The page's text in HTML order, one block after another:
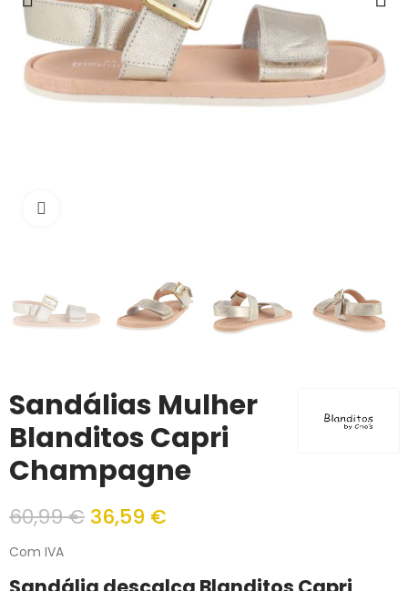
Sandálias Mulher
Blanditos Capri
Champagne
60,99 € 36,59 €
Com IVA